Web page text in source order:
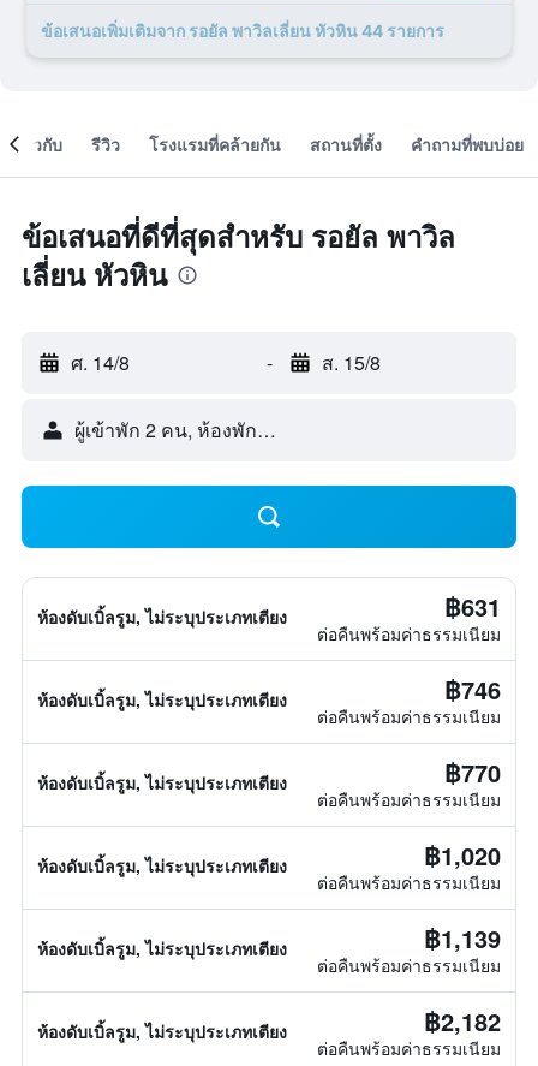
ข้อเสนอเพิ่มเติมจาก รอยัล พาวิลเลี่ยน หัวหิน 44 รายการ
เกี่ยวกับ รีวิว โรงแรมที่คล้ายกัน สถานที่ตั้ง คำถามที่พบบ่อย
ข้อเสนอที่ดีที่สุดสำหรับ รอยัล พาวิล
เลี่ยน หัวหิน
ศ. 14/8 - ส. 15/8
ผู้เข้าพัก 2 คน, ห้องพัก 1 ห้อง
ห้องดับเบิ้ลรูม, ไม่ระบุประเภทเตียง ฿631
ต่อคืนพร้อมค่าธรรมเนียม
ห้องดับเบิ้ลรูม, ไม่ระบุประเภทเตียง ฿746
ต่อคืนพร้อมค่าธรรมเนียม
ห้องดับเบิ้ลรูม, ไม่ระบุประเภทเตียง ฿770
ต่อคืนพร้อมค่าธรรมเนียม
ห้องดับเบิ้ลรูม, ไม่ระบุประเภทเตียง ฿1,020
ต่อคืนพร้อมค่าธรรมเนียม
ห้องดับเบิ้ลรูม, ไม่ระบุประเภทเตียง ฿1,139
ต่อคืนพร้อมค่าธรรมเนียม
ห้องดับเบิ้ลรูม, ไม่ระบุประเภทเตียง ฿2,182
ต่อคืนพร้อมค่าธรรมเนียม